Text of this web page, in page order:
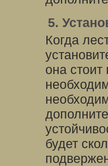
5.
Когда
она
будет